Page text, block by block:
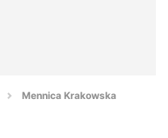
Mennica Krakowska